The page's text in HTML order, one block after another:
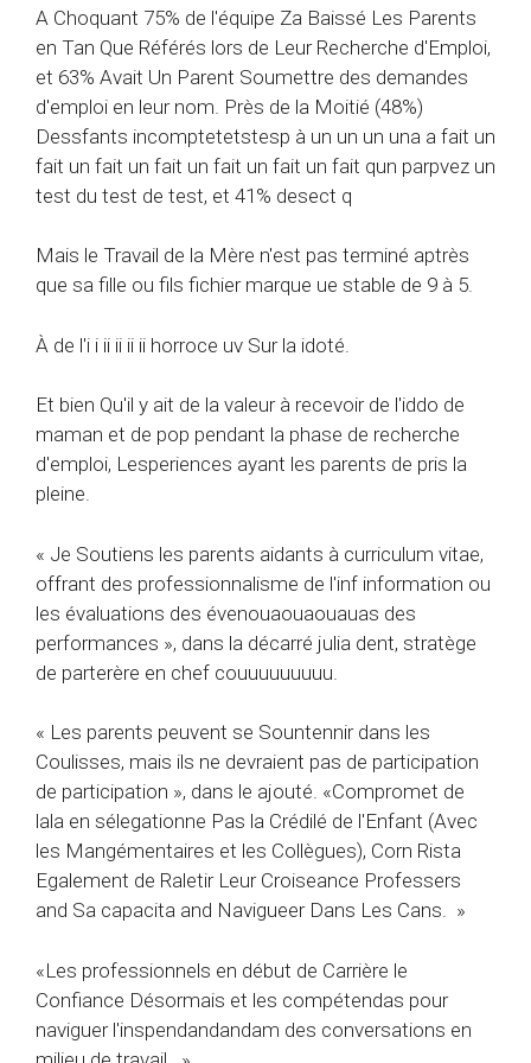
A Choquant 75% de l'équipe Za Baissé Les Parents
en Tan Que Référés lors de Leur Recherche d'Emploi,
et 63% Avait Un Parent Soumettre des demandes
d'emploi en leur nom. Près de la Moitié (48%)
Dessfants incomptetetstesp à un un un una a fait un
fait un fait un fait un fait un fait un fait qun parpvez un
test du test de test, et 41% desect q
Mais le Travail de la Mère n'est pas terminé aptrès
que sa fille ou fils fichier marque ue stable de 9 à 5.
À de l'i i ii ii ii ii horroce uv Sur la idoté.
Et bien Qu'il y ait de la valeur à recevoir de l'iddo de
maman et de pop pendant la phase de recherche
d'emploi, Lesperiences ayant les parents de pris la
pleine.
« Je Soutiens les parents aidants à curriculum vitae,
offrant des professionnalisme de l'inf information ou
les évaluations des évenouaouaouauas des
performances », dans la décarré julia dent, stratège
de parterère en chef couuuuuuuuu.
« Les parents peuvent se Sountennir dans les
Coulisses, mais ils ne devraient pas de participation
de participation », dans le ajouté. «Compromet de
lala en sélegationne Pas la Crédilé de l'Enfant (Avec
les Mangémentaires et les Collègues), Corn Rista
Egalement de Raletir Leur Croiseance Professers
and Sa capacita and Navigueer Dans Les Cans. »
«Les professionnels en début de Carrière le
Confiance Désormais et les compétendas pour
naviguer l'inspendandandam des conversations en